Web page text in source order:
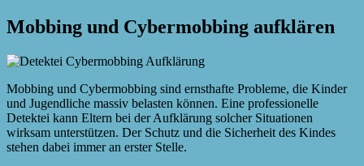
Mobbing und Cybermobbing aufklären
Mobbing und Cybermobbing sind ernsthafte Probleme, die Kinder
und Jugendliche massiv belasten können. Eine professionelle
Detektei kann Eltern bei der Aufklärung solcher Situationen
wirksam unterstützen. Der Schutz und die Sicherheit des Kindes
stehen dabei immer an erster Stelle.